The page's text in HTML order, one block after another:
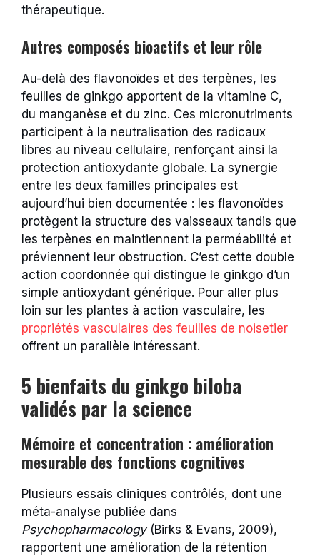
thérapeutique.
Autres composés bioactifs et leur rôle
Au-delà des flavonoïdes et des terpènes, les
feuilles de ginkgo apportent de la vitamine C,
du manganèse et du zinc. Ces micronutriments
participent à la neutralisation des radicaux
libres au niveau cellulaire, renforçant ainsi la
protection antioxydante globale. La synergie
entre les deux familles principales est
aujourd’hui bien documentée : les flavonoïdes
protègent la structure des vaisseaux tandis que
les terpènes en maintiennent la perméabilité et
préviennent leur obstruction. C’est cette double
action coordonnée qui distingue le ginkgo d’un
simple antioxydant générique. Pour aller plus
loin sur les plantes à action vasculaire, les
propriétés vasculaires des feuilles de noisetier
offrent un parallèle intéressant.
5 bienfaits du ginkgo biloba
validés par la science
Mémoire et concentration : amélioration
mesurable des fonctions cognitives
Plusieurs essais cliniques contrôlés, dont une
méta-analyse publiée dans
Psychopharmacology(Birks & Evans, 2009),
rapportent une amélioration de la rétention